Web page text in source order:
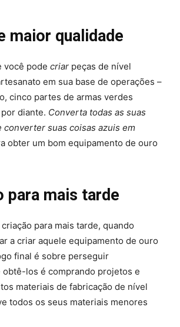
maior qualidade
você pode criar peças de nível
em sua base de operações –
cinco partes de armas verdes
diante. Converta todas as suas
suas coisas azuis em
obter um bom equipamento de ouro
para mais tarde
para mais tarde, quando
a criar aquele equipamento de ouro
final é sobre perseguir
obtê-los é comprando projetos e
materiais de fabricação de nível
todos os seus materiais menores